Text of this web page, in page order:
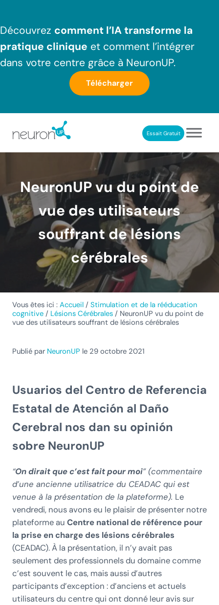
Découvrez comment l’IA transforme la
pratique clinique et comment l’intégrer
dans votre centre grâce à NeuronUP.
Télécharger
Essait Gratuit
NeuronUP vu du point de
vue des utilisateurs
souffrant de lésions
cérébrales
Vous êtes ici : Accueil / Stimulation et de la rééducation
cognitive / Lésions Cérébrales / NeuronUP vu du point de
vue des utilisateurs souffrant de lésions cérébrales
Publié par NeuronUP le 29 octobre 2021
Usuarios del Centro de Referencia
Estatal de Atención al Daño
Cerebral nos dan su opinión
sobre NeuronUP
“On dirait que c’est fait pour moi” (commentaire
d’une ancienne utilisatrice du CEADAC qui est
venue à la présentation de la plateforme). Le
vendredi, nous avons eu le plaisir de présenter notre
plateforme au Centre national de référence pour
la prise en charge des lésions cérébrales
(CEADAC). À la présentation, il n’y avait pas
seulement des professionnels du domaine comme
c’est souvent le cas, mais aussi d’autres
participants d’exception : d’anciens et actuels
utilisateurs du centre qui ont donné leur avis sur